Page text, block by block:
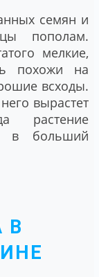
семян и
пополам.
мелкие,
похожи на
всходы.
вырастет
растение
в больший
В